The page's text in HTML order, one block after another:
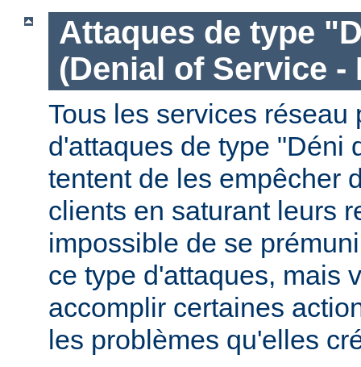
Attaques de type
(Denial of Service -
Tous les services réseau
d'attaques de type "Déni
tentent de les empêcher
clients en saturant leurs
impossible de se
ce type d'attaques, mais
accomplir certaines
les problèmes qu'elles